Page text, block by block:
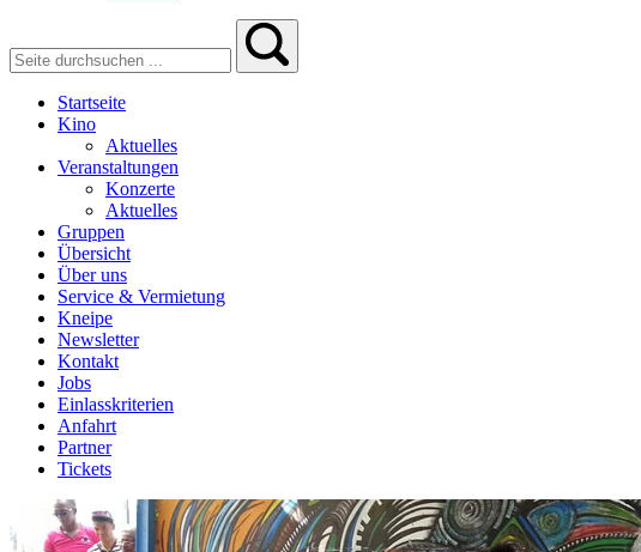
Startseite
Kino
Aktuelles
Veranstaltungen
Konzerte
Aktuelles
Gruppen
Übersicht
Über uns
Service & Vermietung
Kneipe
Newsletter
Kontakt
Jobs
Einlasskriterien
Anfahrt
Partner
Tickets